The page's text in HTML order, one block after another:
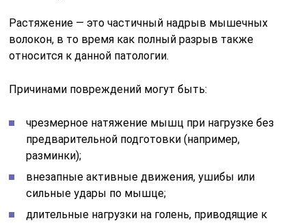
Растяжение — это частичный надрыв мышечных
волокон, в то время как полный разрыв также
относится к данной патологии.
Причинами повреждений могут быть:
чрезмерное натяжение мышц при нагрузке без
предварительной подготовки (например,
разминки);
внезапные активные движения, ушибы или
сильные удары по мышце;
длительные нагрузки на голень, приводящие к